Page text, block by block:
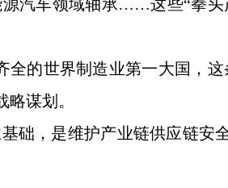
汽车领域轴承……这些“拳头
的世界制造业第一大国，
谋划。
础，是维护产业链供应链安